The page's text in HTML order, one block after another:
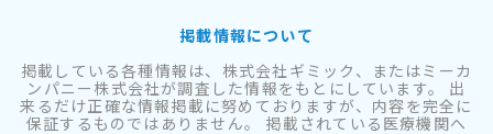
掲載情報について
掲載している各種情報は、株式会社ギミック、またはミーカ
ンパニー株式会社が調査した情報をもとにしています。 出
来るだけ正確な情報掲載に努めておりますが、内容を完全に
保証するものではありません。 掲載されている医療機関へ